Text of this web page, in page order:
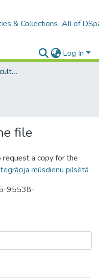
& Collections All of
Log In
B4 – LU fakultātes / Faculties of the UL
file
a copy for the
mūsdienu pilsētā
95538-